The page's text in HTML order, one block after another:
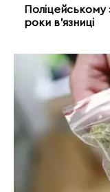
Поліцейському
роки в’язниці